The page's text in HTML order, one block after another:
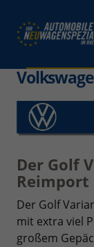
Der Golf
Reimport
Der Golf
mit extra viel
großem